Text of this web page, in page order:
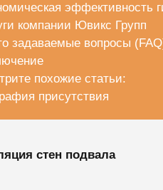
эффективность
компании Ювикс Групп
задаваемые вопросы
похожие статьи:
присутствия
стен подвала